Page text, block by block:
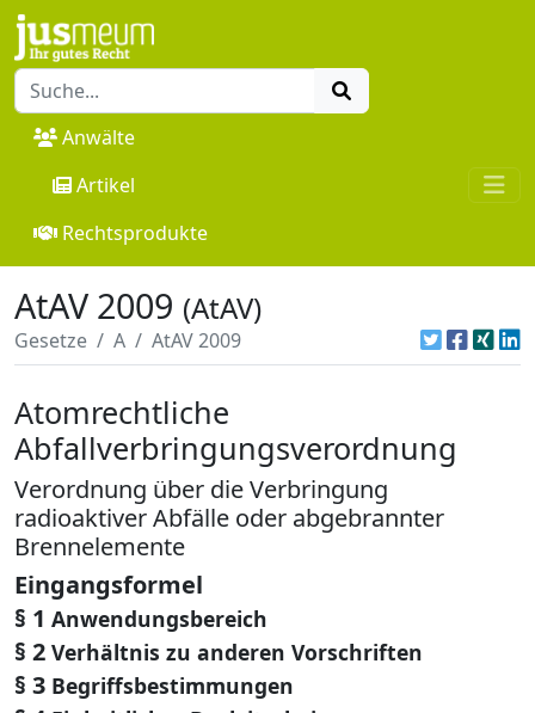
Anwälte
Artikel
Rechtsprodukte
AtAV 2009 (AtAV)
Gesetze A AtAV 2009
Atomrechtliche
Abfallverbringungsverordnung
Verordnung über die Verbringung
radioaktiver Abfälle oder abgebrannter
Brennelemente
Eingangsformel
§ 1 Anwendungsbereich
§ 2 Verhältnis zu anderen Vorschriften
§ 3 Begriffsbestimmungen